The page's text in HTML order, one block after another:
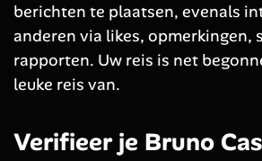
berichten te plaatsen, evenals
anderen via likes, opmerkingen,
rapporten. Uw reis is net
leuke reis van.
Verifieer je Bruno